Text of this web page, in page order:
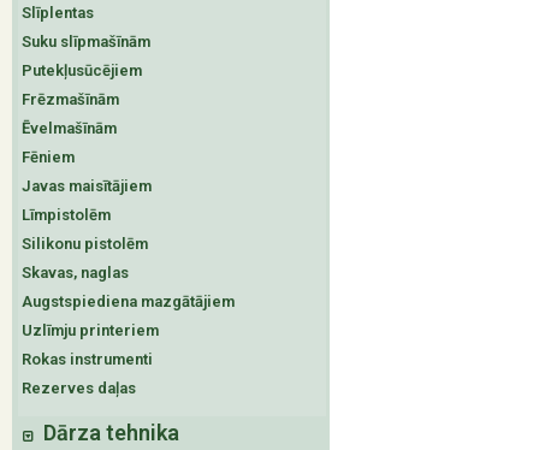
Slīplentas
Suku slīpmašīnām
Putekļusūcējiem
Frēzmašīnām
Ēvelmašīnām
Fēniem
Javas maisītājiem
Līmpistolēm
Silikonu pistolēm
Skavas, naglas
Augstspiediena mazgātājiem
Uzlīmju printeriem
Rokas instrumenti
Rezerves daļas
Dārza tehnika